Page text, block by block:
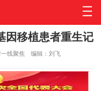
因移植患者重生记
线聚焦 编辑：刘飞